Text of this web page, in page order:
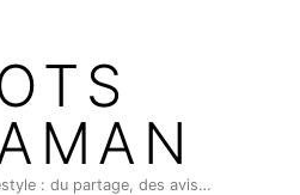
: du partage, des avis…